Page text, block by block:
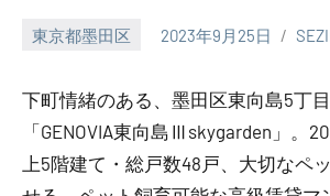
東京都墨田区 2023年9月25日
下町情緒のある、墨田区東向島5丁
「GENOVIA東向島Ⅲskygarden」。
上5階建て・総戸数48戸、大切なペ